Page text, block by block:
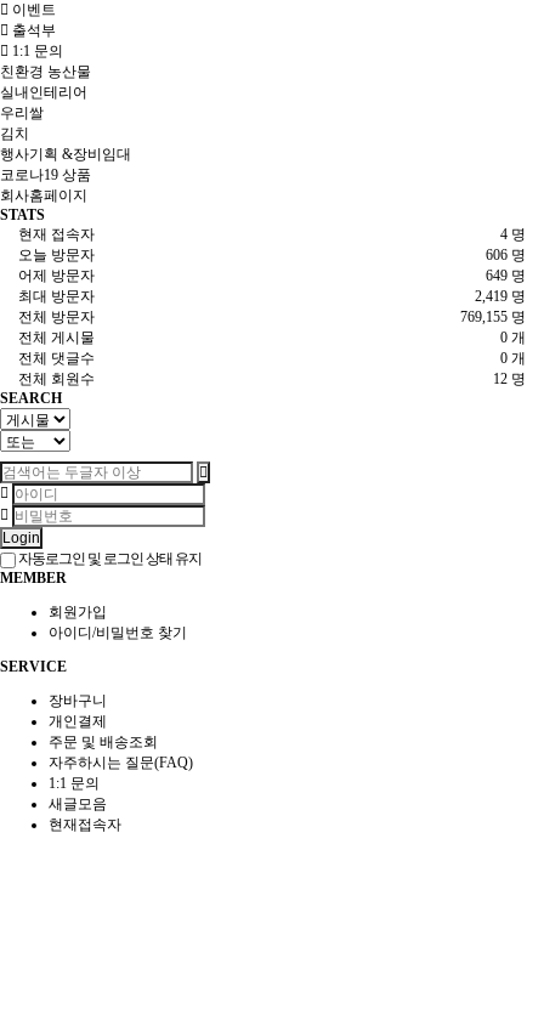
이벤트
출석부
1:1 문의
친환경 농산물
실내인테리어
우리쌀
김치
행사기획 &장비임대
코로나19 상품
회사홈페이지
STATS
4 명
현재 접속자
606 명
오늘 방문자
649 명
어제 방문자
2,419 명
최대 방문자
769,155 명
전체 방문자
0 개
전체 게시물
0 개
전체 댓글수
12 명
전체 회원수
SEARCH
Login
자동로그인 및 로그인 상태 유지
MEMBER
회원가입
아이디/비밀번호 찾기
SERVICE
장바구니
개인결제
주문 및 배송조회
자주하시는 질문(FAQ)
1:1 문의
새글모음
현재접속자